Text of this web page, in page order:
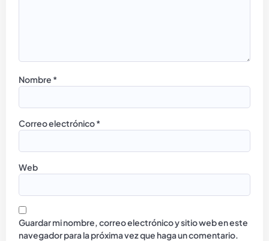
Nombre *
Correo electrónico*
Web
Guardar mi nombre, correo electrónico y sitio web en este
navegador para la próxima vez que haga un comentario.